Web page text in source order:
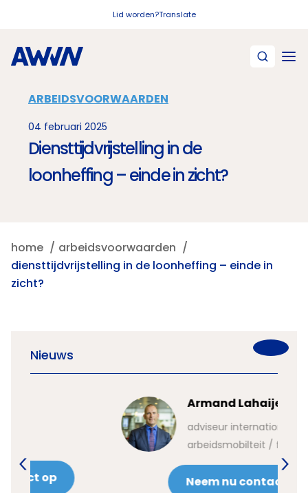
Lid worden?Translate
ARBEIDSVOORWAARDEN
04 februari 2025
Diensttijdvrijstelling in de
loonheffing – einde in zicht?
home
arbeidsvoorwaarden
diensttijdvrijstelling in de loonheffing – einde in
zicht?
Nieuws
Armand Lahaije
adviseur internationale
arbeidsmobilteit / fiscale zaken
Neem nu contact op